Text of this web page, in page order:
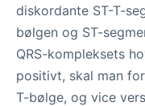
diskordante ST-T-
bølgen og ST-
QRS-kompleksets
positivt, skal man
T-bølge, og vice